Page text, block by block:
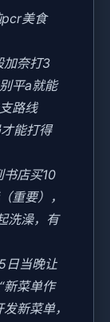
pcr美食
加奈打3
平a就能
路线
能打得
店买10
重要），
洗澡，有
日当晚让
新菜单作
新菜单，